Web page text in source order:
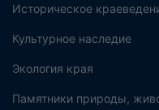
Историческое
Культурное наследие
Экология края
Памятники природы,